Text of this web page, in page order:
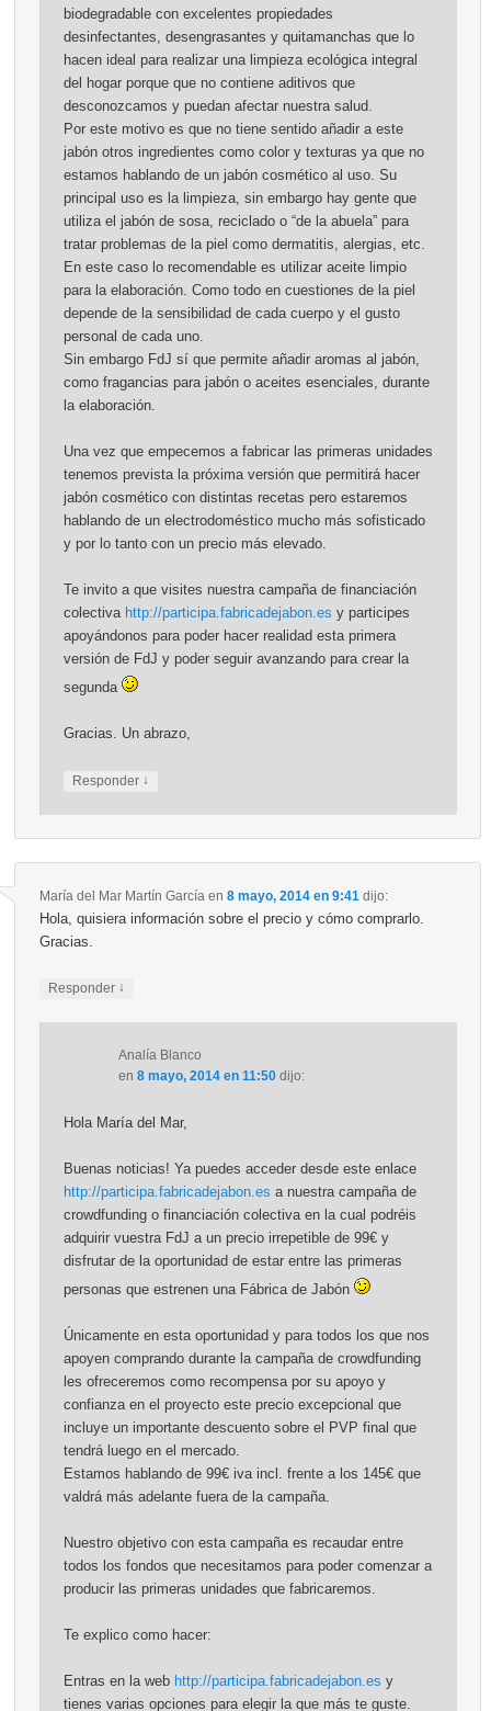
biodegradable con excelentes propiedades
desinfectantes, desengrasantes y quitamanchas que lo
hacen ideal para realizar una limpieza ecológica integral
del hogar porque que no contiene aditivos que
desconozcamos y puedan afectar nuestra salud.
Por este motivo es que no tiene sentido añadir a este
jabón otros ingredientes como color y texturas ya que no
estamos hablando de un jabón cosmético al uso. Su
principal uso es la limpieza, sin embargo hay gente que
utiliza el jabón de sosa, reciclado o “de la abuela” para
tratar problemas de la piel como dermatitis, alergias, etc.
En este caso lo recomendable es utilizar aceite limpio
para la elaboración. Como todo en cuestiones de la piel
depende de la sensibilidad de cada cuerpo y el gusto
personal de cada uno.
Sin embargo FdJ sí que permite añadir aromas al jabón,
como fragancias para jabón o aceites esenciales, durante
la elaboración.
Una vez que empecemos a fabricar las primeras unidades
tenemos prevista la próxima versión que permitirá hacer
jabón cosmético con distintas recetas pero estaremos
hablando de un electrodoméstico mucho más sofisticado
y por lo tanto con un precio más elevado.
Te invito a que visites nuestra campaña de financiación
colectiva http://participa.fabricadejabon.es y participes
apoyándonos para poder hacer realidad esta primera
versión de FdJ y poder seguir avanzando para crear la
segunda
Gracias. Un abrazo,
Responder ↓
María del Mar Martín Garcíaen 8 mayo, 2014 en 9:41 dijo:
Hola, quisiera información sobre el precio y cómo comprarlo.
Gracias.
Responder ↓
Analía Blanco
en 8 mayo, 2014 en 11:50 dijo:
Hola María del Mar,
Buenas noticias! Ya puedes acceder desde este enlace
http://participa.fabricadejabon.es a nuestra campaña de
crowdfunding o financiación colectiva en la cual podréis
adquirir vuestra FdJ a un precio irrepetible de 99€ y
disfrutar de la oportunidad de estar entre las primeras
personas que estrenen una Fábrica de Jabón
Únicamente en esta oportunidad y para todos los que nos
apoyen comprando durante la campaña de crowdfunding
les ofreceremos como recompensa por su apoyo y
confianza en el proyecto este precio excepcional que
incluye un importante descuento sobre el PVP final que
tendrá luego en el mercado.
Estamos hablando de 99€ iva incl. frente a los 145€ que
valdrá más adelante fuera de la campaña.
Nuestro objetivo con esta campaña es recaudar entre
todos los fondos que necesitamos para poder comenzar a
producir las primeras unidades que fabricaremos.
Te explico como hacer:
Entras en la web http://participa.fabricadejabon.es y
tienes varias opciones para elegir la que más te guste.